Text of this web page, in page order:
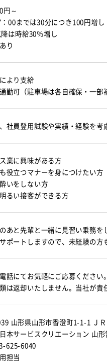
円～
00までは30分につき100円増し
は時給30％増し
り
より支給
勤可（駐車場は各自確保・一部
社員登用試験や実績・経験を考
業に興味がある方
役立つマナーを身につけたい方
いをしない方
るい接客ができる方
あと先輩と一緒に見習い乗務を
ポートしますので、未経験の方
話にてお気軽にご応募くださ
は返却いたしません。当社が責
山形県山形市香澄町1-1-1 Ｊ
本サービスクリエーション 山
625-6040
担当